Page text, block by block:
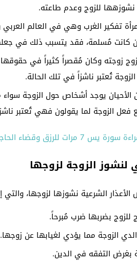
للزوج وعدم طاعته.
تفكير الغرب وهي في العالم
كانت مُسلمة، فقد يتسبب ذلك في
زوجته وكان مُقصراً كثيراً في حقوقها
تُعتبر ناشزاً في تلك الحالة.
يوجد أشخاص حول الزوجة سواء
فعل الزوجة لما يقولون فهي تُعتبر
7 مرات للرزق وقضاء الحاجة
لنشوز الزوجة لزوجها
الشرعية نشوزها لزوجها،
للزوج بضربها ضرب مُبرحاً.
الزوجة مما يؤدي لغيابها عن زوجها.
بغرض التفقه في الدين.